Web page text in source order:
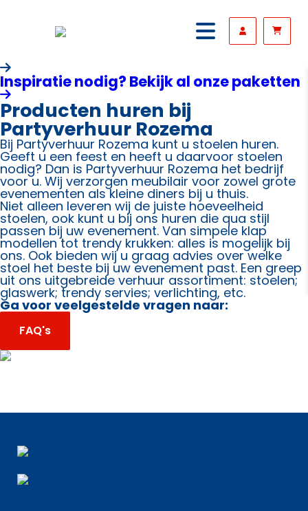
Inspiratie nodig? Bekijk al onze paketten
Producten huren bij
Partyverhuur Rozema
Bij Partyverhuur Rozema kunt u stoelen huren.
Geeft u een feest en heeft u daarvoor stoelen
nodig? Dan is Partyverhuur Rozema het bedrijf
voor u. Wij verzorgen meubilair voor zowel grote
evenementen als kleine diners bij u thuis.
Niet alleen leveren wij de juiste hoeveelheid
stoelen, ook kunt u bij ons huren die qua stijl
passen bij uw evenement. Van simpele klap
modellen tot trendy krukken: alles is mogelijk bij
ons. Ook bieden wij u graag advies over welke
stoel het beste bij uw evenement past. Een greep
uit ons uitgebreide verhuur assortiment: stoelen;
glaswerk; trendy servies; verlichting, etc.
Ga voor veelgestelde vragen naar:
FAQ's